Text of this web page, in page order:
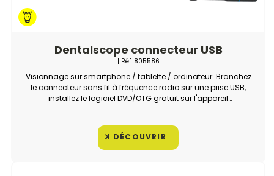
Dentalscope connecteur USB
| Réf. 805586
Visionnage sur smartphone / tablette / ordinateur. Branchez
le connecteur sans fil à fréquence radio sur une prise USB,
installez le logiciel DVD/OTG gratuit sur l'appareil
DÉCOUVRIR